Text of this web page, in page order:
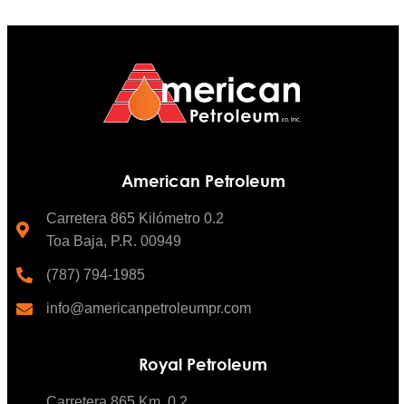
American Petroleum
Carretera 865 Kilómetro 0.2
Toa Baja, P.R. 00949
(787) 794-1985
info@americanpetroleumpr.com
Royal Petroleum